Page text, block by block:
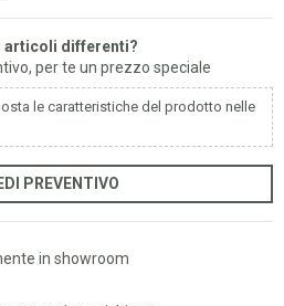
articoli differenti?
per te un prezzo speciale
le caratteristiche del prodotto nelle
PREVENTIVO
in showroom